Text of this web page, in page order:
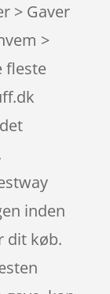
> Gaver
>
fleste
inden
dit køb.